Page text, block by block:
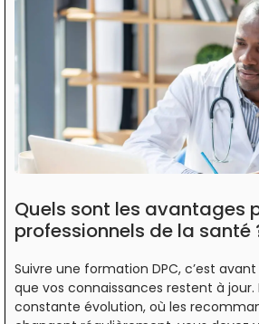
Quels sont les avantages
professionnels de la santé
Suivre une formation DPC, c’est
que vos connaissances restent à
constante évolution, où les